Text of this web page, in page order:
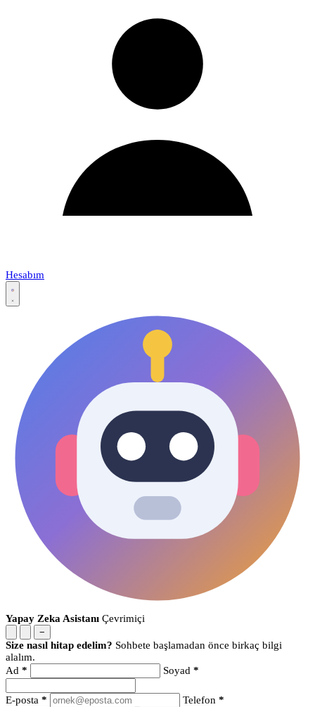
Hesabım
Yapay Zeka Asistanı Çevrimiçi
−
Size nasıl hitap edelim? Sohbete başlamadan önce birkaç bilgi
alalım.
Ad * Soyad *
E-posta * Telefon *